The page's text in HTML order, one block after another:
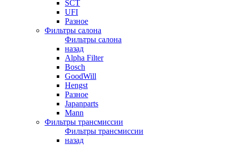
SCT
UFI
Разное
Фильтры салона
Фильтры салона
назад
Alpha Filter
Bosch
GoodWill
Hengst
Разное
Japanparts
Mann
Фильтры трансмиссии
Фильтры трансмиссии
назад